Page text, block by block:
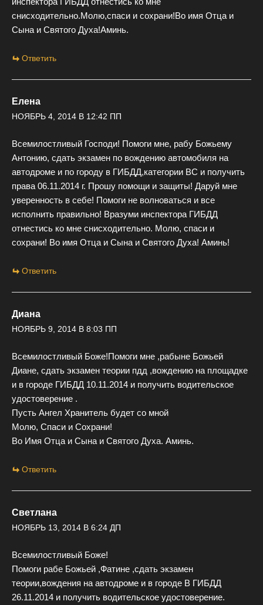
снисходительно.Молю,спаси и сохрани!Во имя Отца и
Сына и Святого Духа!Аминь.
Ответить
Елена
НОЯБРЬ 4, 2014 В 12:42 ПП
Всемилостливый Господи! Помоги мне, рабу Божьему
Антонию, сдать экзамен по вождению автомобиля на
автодроме и по городу в ГИБДД,категории ВС и получить
права 06.11.2014 г. Прошу помощи и защиты! Даруй мне
уверенность в себе! Помоги не волноваться и все
исполнить правильно! Вразуми инспектора ГИБДД
отнестись ко мне снисходительно. Молю, спаси и
сохрани! Во имя Отца и Сына и Святого Духа! Аминь!
Ответить
Диана
НОЯБРЬ 9, 2014 В 8:03 ПП
Всемилостливый Боже!Помоги мне ,рабыне Божьей
Диане, сдать экзамен теории пдд ,вождению на площадке
и в городе ГИБДД 10.11.2014 и получить водительское
удостоверение .
Пусть Ангел Хранитель будет со мной
Молю, Спаси и Сохрани!
Во Имя Отца и Сына и Святого Духа. Аминь.
Ответить
Светлана
НОЯБРЬ 13, 2014 В 6:24 ДП
Всемилостливый Боже!
Помоги рабе Божьей ,Фатине ,сдать экзамен
теории,вождения на автодроме и в городе В ГИБДД
26.11.2014 и получить водительское удостоверение.